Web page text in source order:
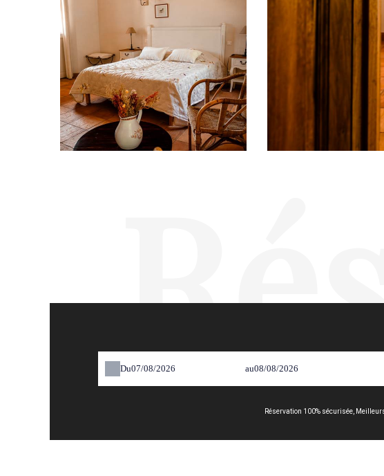
Du au
Réservation 100% sécurisée,